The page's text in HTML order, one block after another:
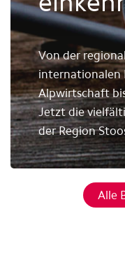
Von der
internationalen
Alpwirtschaft
Jetzt die
der Region
Alle